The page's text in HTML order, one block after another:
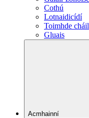
Cothú
Lotnaidicídí
Toimhde
Gluais
Acmhainní